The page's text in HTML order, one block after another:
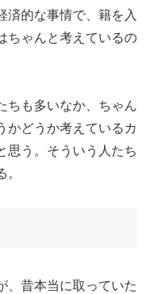
済的な事情で、籍を入
ちゃんと考えているの
ちも多いなか、ちゃん
かどうか考えているカ
思う。そういう人たち
、昔本当に取っていた